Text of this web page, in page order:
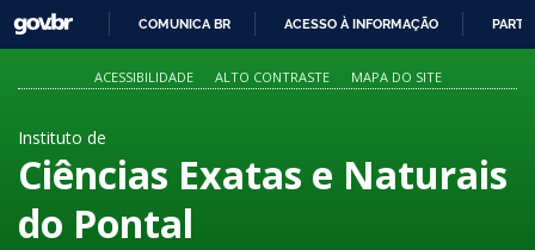
PARA
O
GOVBR
COMUNICA BR ACESSO À INFORMAÇÃO
ACESSIBILIDADE ALTO CONTRASTE MAPA DO SITE
Instituto de
Ciências Exatas e Naturais
do Pontal